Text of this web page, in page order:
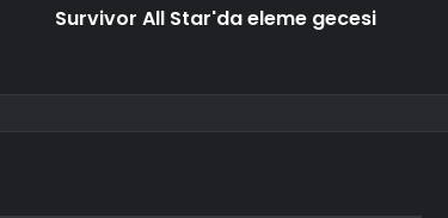
Survivor All Star'da eleme gecesi